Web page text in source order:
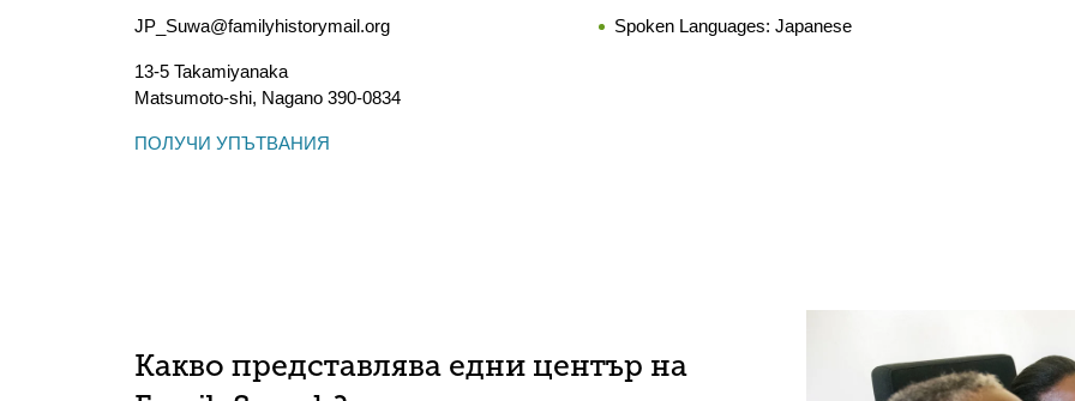
JP_Suwa@familyhistorymail.org
13-5 Takamiyanaka
Matsumoto-shi, Nagano 390-0834
ПОЛУЧИ УПЪТВАНИЯ
Spoken Languages: Japanese
Какво представлява едни център на